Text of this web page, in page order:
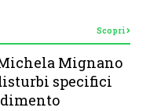
Scopri
Mignano
specifici